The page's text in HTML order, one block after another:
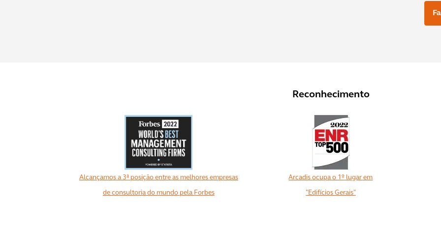
Reconhecimento
Alcançamos a 3ª posição entre as melhores empresas
de consultoria do mundo pela Forbes
Arcadis ocupa o 1º lugar em
"Edifícios Gerais"